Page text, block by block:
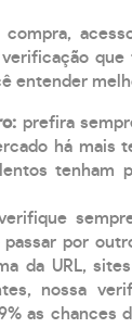
que
entender
prefira
há mais
tenham
por
da URL,
nossa
as chances